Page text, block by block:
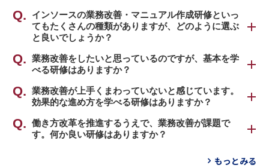
インソース公開講座の業務改善・マニュアル作成研
修のポイントは、大きく2点ございます。①「少しの
工夫」から始められるアプローチを重視しているこ
と、②業務について深く考えるようになることで
す。
業務改善のアプローチは、「本質的な問題に対して
困難を覚悟で抜本的な改善する方法」と、「できる
ものから着手したうえで本質的な問題に切り込む」
という方法に二分されます。インソースでは、後者
の中で小さな成功体験を積み、業務改善を日々の業
インソースの業務改善・マニュアル作成研修といっ
てもたくさんの種類がありますが、どのように選ぶ
と良いでしょうか？
インソース公開講座の業務改善・マニュアル作成研
修は、大きく分けて２種類のものがあります。
①職場の課題を解決する業務改善手法を学ぶ研修
ミスの防止策や改善手法、具体的な実行計画の立て
方まで身につけます。
②現場に伝わるマニュアルの作成スキルを習得する
業務改善をしたいと思っているのですが、基本を学
べる研修はありますか？
職場における業務改善の基本的な流れを身につける
「業務改善研修」をおすすめします。
【対象者】
業務改善が上手くまわっていないと感じています。
効果的な進め方を学べる研修はありますか？
部門単位で推進する業務改善の効果的な進め方を習
得する「プロジェクト推進研修～関係者を巻き込み
働き方改革を推進するうえで、業務改善が課題で
す。何か良い研修はありますか？
業務改善
もっとみる